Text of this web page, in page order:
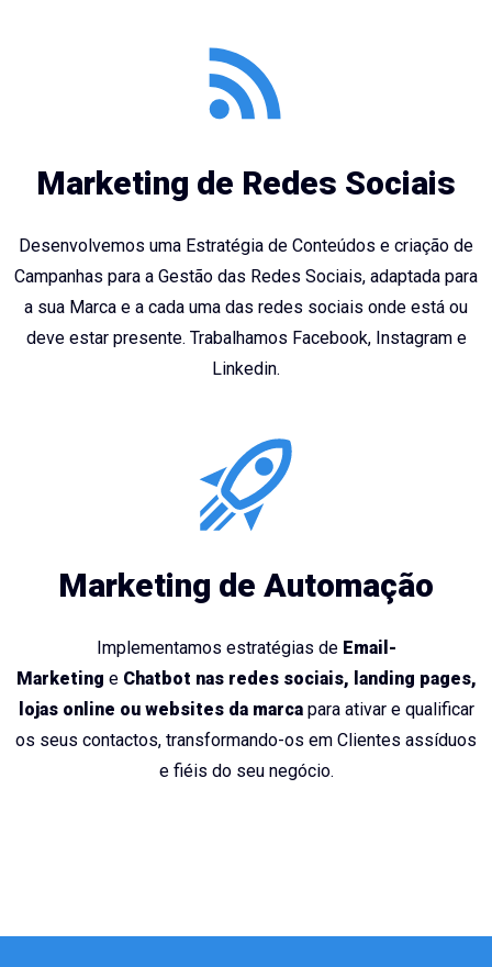
Marketing de Redes Sociais
Desenvolvemos uma Estratégia de Conteúdos e criação de
Campanhas para a Gestão das Redes Sociais, adaptada para
a sua Marca e a cada uma das redes sociais onde está ou
deve estar presente. Trabalhamos Facebook, Instagram e
Linkedin.
Marketing de Automação
Implementamos estratégias de Email-
Marketing e Chatbot nas redes sociais, landing pages,
lojas online ou websites da marca para ativar e qualificar
os seus contactos, transformando-os em Clientes assíduos
e fiéis do seu negócio.